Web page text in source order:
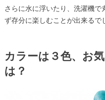
さらに水に浮いたり、洗濯機
ず存分に楽しむことが出来るで
カラーは３色、お
は？